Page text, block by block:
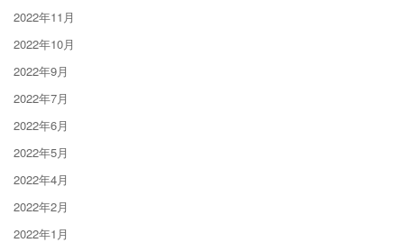
2022年11月
2022年10月
2022年9月
2022年7月
2022年6月
2022年5月
2022年4月
2022年2月
2022年1月